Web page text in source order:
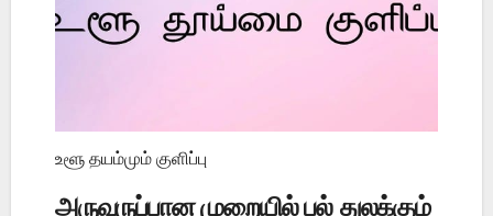
உளூ தயம்மும் குளிப்பு
அருவருப்பான முறையில் பல் துலக்கும்